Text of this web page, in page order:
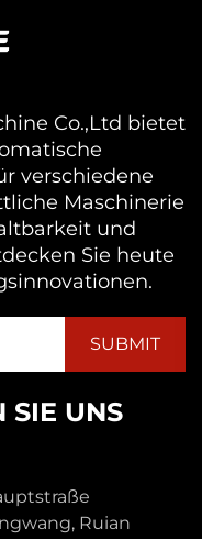
Co.,Ltd bietet
verschiedene
Maschinerie
und
Sie heute
SIE UNS
Ruian